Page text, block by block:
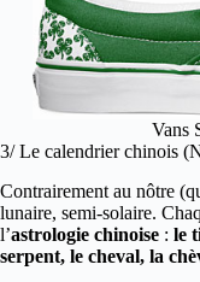
Vans
3/ Le calendrier chinois
Contrairement au nôtre
lunaire, semi-solaire.
l’astrologie chinoise : le
serpent, le cheval, la